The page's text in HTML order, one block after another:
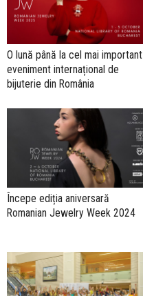
O lună până la cel mai important
eveniment internațional de
bijuterie din România
Începe ediția aniversară
Romanian Jewelry Week 2024